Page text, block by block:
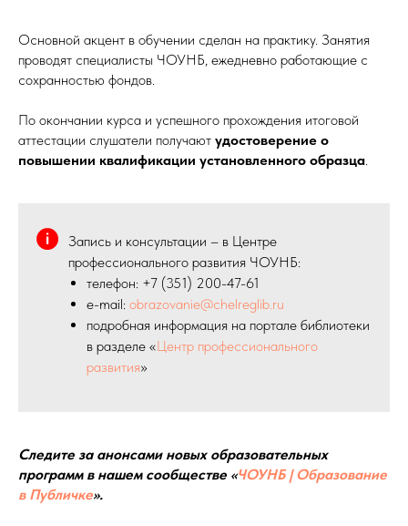
Основной акцент в обучении сделан на практику. Занятия
проводят специалисты ЧОУНБ, ежедневно работающие с
сохранностью фондов.
По окончании курса и успешного прохождения итоговой
аттестации слушатели получают удостоверение о
повышении квалификации установленного образца.
Запись и консультации – в Центре
профессионального развития ЧОУНБ:
телефон: +7 (351) 200-47-61
e-mail: obrazovanie@chelreglib.ru
подробная информация на портале библиотеки
в разделе «Центр профессионального
развития»
Следите за анонсами новых образовательных
программ в нашем сообществе «ЧОУНБ | Образование
в Публичке».